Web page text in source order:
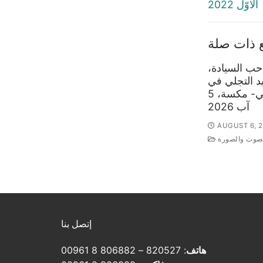
الأوّل 2022
ذات صلة
السيادة،
التجلي في
كنيسة التجلي- مكسة، 5
آب 2026
AUGUST 6,
والصورة
إتصل بنا
هاتف: 820527 – 806882 8 00961